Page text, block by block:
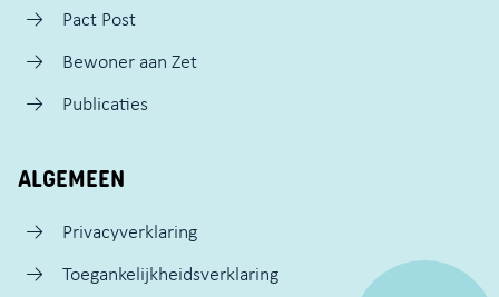
Pact Post
Bewoner aan Zet
Publicaties
ALGEMEEN
Privacyverklaring
Toegankelijkheidsverklaring